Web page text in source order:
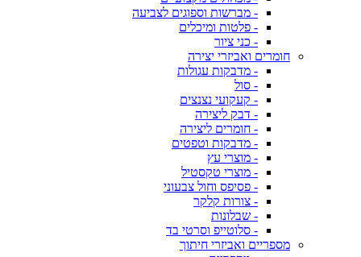
- מברשות וספוגים לצביעה
- פלטות ומיכלים
- כני ציור
חומרים ואביזרי יצירה
- מדבקות עגולות
- סול
- קעקועי נצנצים
- דבק ליצירה
- חומרים ליצירה
- מדבקות וטפטים
- מוצרי עץ
- מוצרי טקסטיל
- פסיפס וחול צבעוני
- צורות קלקר
- שבלונות
- סלוטייפ וסרטי בד
מספריים ואביזרי חיתוך